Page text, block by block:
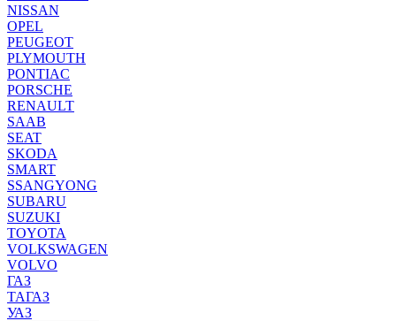
NISSAN
OPEL
PEUGEOT
PLYMOUTH
PONTIAC
PORSCHE
RENAULT
SAAB
SEAT
SKODA
SMART
SSANGYONG
SUBARU
SUZUKI
TOYOTA
VOLKSWAGEN
VOLVO
ГАЗ
ТАГАЗ
УАЗ